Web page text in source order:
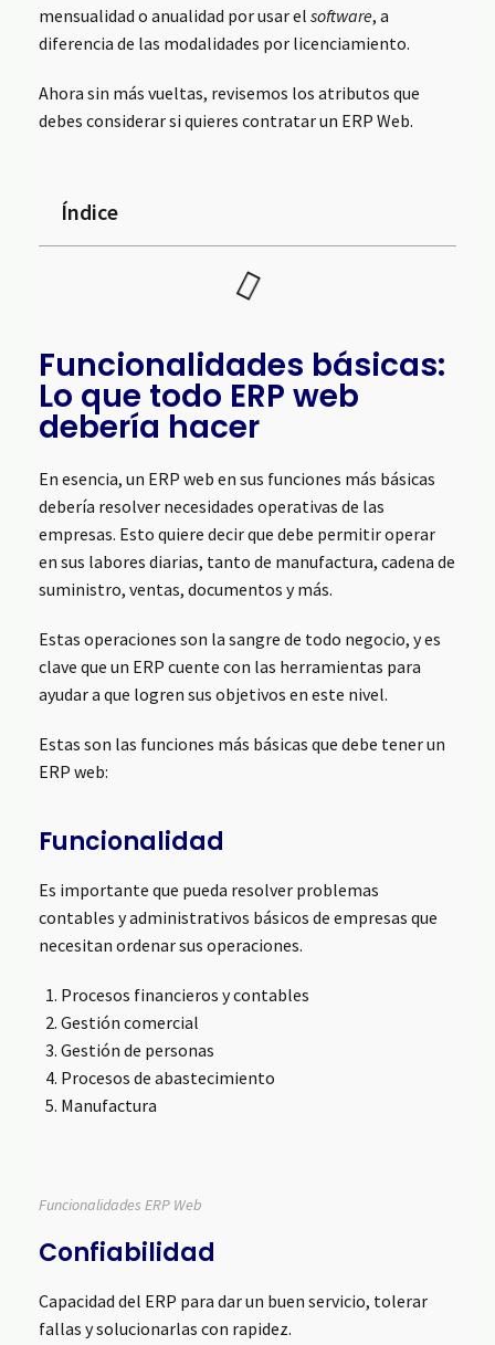
mensualidad o anualidad por usar el software, a
diferencia de las modalidades por licenciamiento.
Ahora sin más vueltas, revisemos los atributos que
debes considerar si quieres contratar un ERP Web.
Índice
Funcionalidades básicas:
Lo que todo ERP web
debería hacer
En esencia, un ERP web en sus funciones más básicas
debería resolver necesidades operativas de las
empresas. Esto quiere decir que debe permitir operar
en sus labores diarias, tanto de manufactura, cadena de
suministro, ventas, documentos y más.
Estas operaciones son la sangre de todo negocio, y es
clave que un ERP cuente con las herramientas para
ayudar a que logren sus objetivos en este nivel.
Estas son las funciones más básicas que debe tener un
ERP web:
Funcionalidad
Es importante que pueda resolver problemas
contables y administrativos básicos de empresas que
necesitan ordenar sus operaciones.
Procesos financieros y contables
Gestión comercial
Gestión de personas
Procesos de abastecimiento
Manufactura
Funcionalidades ERP Web
Confiabilidad
Capacidad del ERP para dar un buen servicio, tolerar
fallas y solucionarlas con rapidez.